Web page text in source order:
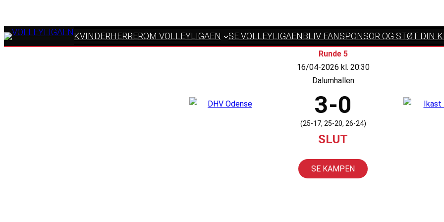
KVINDERHERREROM VOLLEYLIGAEN SE VOLLEYLIGAENBLIV FANSPONSOR OG STØT DIN
Runde 5
16/04-2026 kl. 20:30
Dalumhallen
3-0
(25-17, 25-20, 26-24)
SLUT
SE KAMPEN